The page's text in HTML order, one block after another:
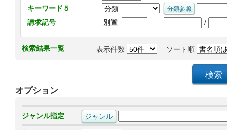
キーワード５
請求記号
別置 /
検索結果一覧 表示件数 ソート順
オプション
ジャンル指定